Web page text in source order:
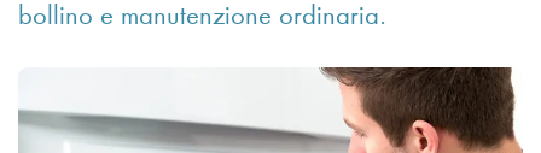
bollino e manutenzione ordinaria.